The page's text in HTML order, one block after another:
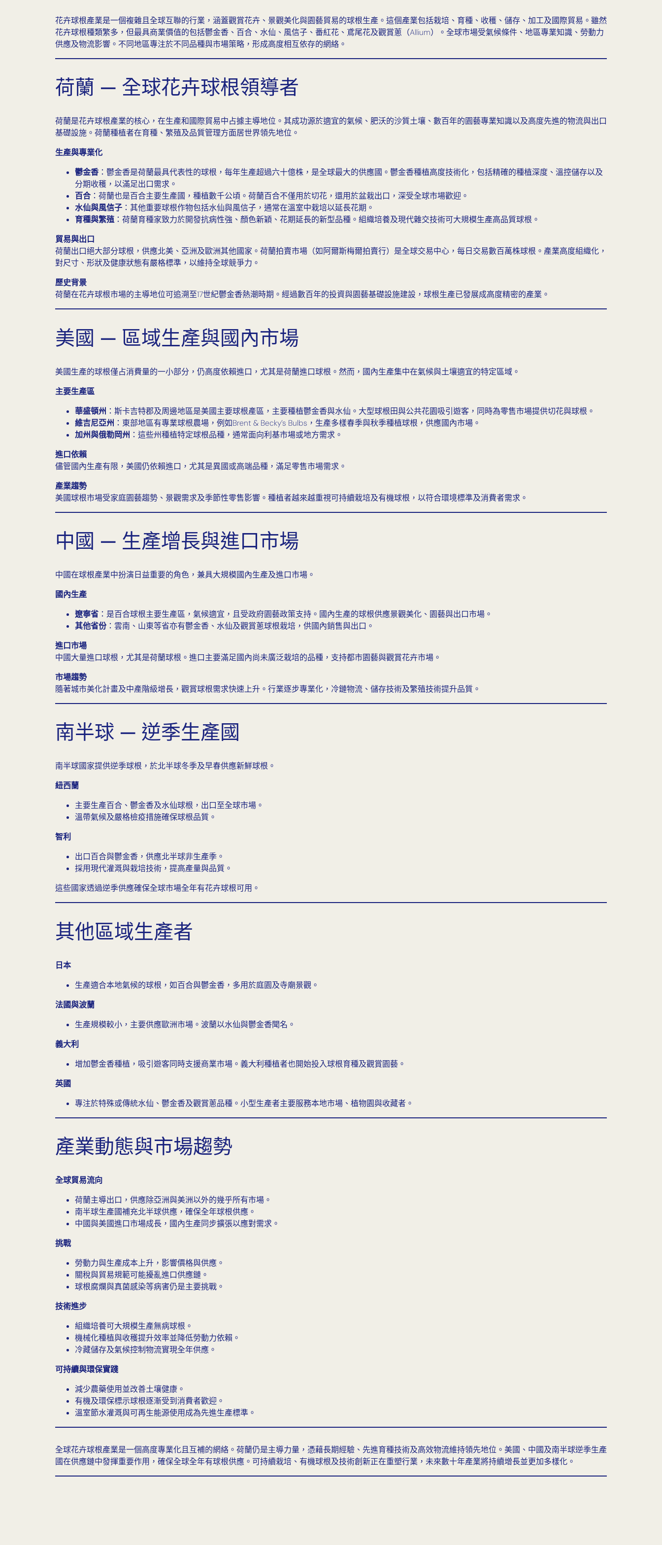
花卉球根產業是一個複雜且全球互聯的行業，涵蓋觀賞花卉、景觀美化與園藝貿易的球根生產。這個產業包括栽培、育種、收穫、儲存、加工及國際貿易。雖然
花卉球根種類繁多，但最具商業價值的包括鬱金香、百合、水仙、風信子、番紅花、鳶尾花及觀賞蔥（Allium）。全球市場受氣候條件、地區專業知識、勞動力
供應及物流影響。不同地區專注於不同品種與市場策略，形成高度相互依存的網絡。
荷蘭 — 全球花卉球根領導者
荷蘭是花卉球根產業的核心，在生產和國際貿易中占據主導地位。其成功源於適宜的氣候、肥沃的沙質土壤、數百年的園藝專業知識以及高度先進的物流與出口
基礎設施。荷蘭種植者在育種、繁殖及品質管理方面居世界領先地位。
生產與專業化
鬱金香 ：鬱金香是荷蘭最具代表性的球根，每年生產超過六十億株，是全球最大的供應國。鬱金香種植高度技術化，包括精確的種植深度、溫控儲存以及
分期收穫，以滿足出口需求。
百合 ：荷蘭也是百合主要生產國，種植數千公頃。荷蘭百合不僅用於切花，還用於盆栽出口，深受全球市場歡迎。
水仙與風信子 ：其他重要球根作物包括水仙與風信子，通常在溫室中栽培以延長花期。
育種與繁殖：荷蘭育種家致力於開發抗病性強、顏色新穎、花期延長的新型品種。組織培養及現代雜交技術可大規模生產高品質球根。
貿易與出口
荷蘭出口絕大部分球根，供應北美、亞洲及歐洲其他國家。荷蘭拍賣市場（如阿爾斯梅爾拍賣行）是全球交易中心，每日交易數百萬株球根。產業高度組織化，
對尺寸、形狀及健康狀態有嚴格標準，以維持全球競爭力。
歷史背景
荷蘭在花卉球根市場的主導地位可追溯至17世紀鬱金香熱潮時期。經過數百年的投資與園藝基礎設施建設，球根生產已發展成高度精密的產業。
美國 — 區域生產與國內市場
美國生產的球根僅占消費量的一小部分，仍高度依賴進口，尤其是荷蘭進口球根。然而，國內生產集中在氣候與土壤適宜的特定區域。
主要生產區
華盛頓州 ：斯卡吉特郡及周邊地區是美國主要球根產區，主要種植鬱金香與水仙。大型球根田與公共花園吸引遊客，同時為零售市場提供切花與球根。
維吉尼亞州 ：東部地區有專業球根農場，例如Brent & Becky’s Bulbs，生產多樣春季與秋季種植球根，供應國內市場。
加州與俄勒岡州 ：這些州種植特定球根品種，通常面向利基市場或地方需求。
進口依賴
儘管國內生產有限，美國仍依賴進口，尤其是異國或高端品種，滿足零售市場需求。
產業趨勢
美國球根市場受家庭園藝趨勢、景觀需求及季節性零售影響。種植者越來越重視可持續栽培及有機球根，以符合環境標準及消費者需求。
中國 — 生產增長與進口市場
中國在球根產業中扮演日益重要的角色，兼具大規模國內生產及進口市場。
國內生產
遼寧省 ：是百合球根主要生產區，氣候適宜，且受政府園藝政策支持。國內生產的球根供應景觀美化、園藝與出口市場。
其他省份：雲南、山東等省亦有鬱金香、水仙及觀賞蔥球根栽培，供國內銷售與出口。
進口市場
中國大量進口球根，尤其是荷蘭球根。進口主要滿足國內尚未廣泛栽培的品種，支持都市園藝與觀賞花卉市場。
市場趨勢
隨著城市美化計畫及中產階級增長，觀賞球根需求快速上升。行業逐步專業化，冷鏈物流、儲存技術及繁殖技術提升品質。
南半球 — 逆季生產國
南半球國家提供逆季球根，於北半球冬季及早春供應新鮮球根。
紐西蘭
主要生產百合、鬱金香及水仙球根，出口至全球市場。
溫帶氣候及嚴格檢疫措施確保球根品質。
智利
出口百合與鬱金香，供應北半球非生產季。
採用現代灌溉與栽培技術，提高產量與品質。
這些國家透過逆季供應確保全球市場全年有花卉球根可用。
其他區域生產者
日本
生產適合本地氣候的球根，如百合與鬱金香，多用於庭園及寺廟景觀。
法國與波蘭
生產規模較小，主要供應歐洲市場。波蘭以水仙與鬱金香聞名。
義大利
增加鬱金香種植，吸引遊客同時支援商業市場。義大利種植者也開始投入球根育種及觀賞園藝。
英國
專注於特殊或傳統水仙、鬱金香及觀賞蔥品種。小型生產者主要服務本地市場、植物園與收藏者。
產業動態與市場趨勢
全球貿易流向
荷蘭主導出口，供應除亞洲與美洲以外的幾乎所有市場。
南半球生產國補充北半球供應，確保全年球根供應。
中國與美國進口市場成長，國內生產同步擴張以應對需求。
挑戰
勞動力與生產成本上升，影響價格與供應。
關稅與貿易規範可能擾亂進口供應鏈。
球根腐爛與真菌感染等病害仍是主要挑戰。
技術進步
組織培養可大規模生產無病球根。
機械化種植與收穫提升效率並降低勞動力依賴。
冷藏儲存及氣候控制物流實現全年供應。
可持續與環保實踐
減少農藥使用並改善土壤健康。
有機及環保標示球根逐漸受到消費者歡迎。
溫室節水灌溉與可再生能源使用成為先進生產標準。
全球花卉球根產業是一個高度專業化且互補的網絡。荷蘭仍是主導力量，憑藉長期經驗、先進育種技術及高效物流維持領先地位。美國、中國及南半球逆季生產
國在供應鏈中發揮重要作用，確保全球全年有球根供應。可持續栽培、有機球根及技術創新正在重塑行業，未來數十年產業將持續增長並更加多樣化。